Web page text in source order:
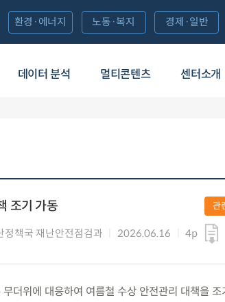
데이터 분석 멀티콘텐츠 센터소개
환경·에너지 노동·복지 경제·일반
조기 가동
정책국 재난안전점검과 2026.06.16 4p
관
더위에 대응하여 여름철 수상 안전관리 대책을 조